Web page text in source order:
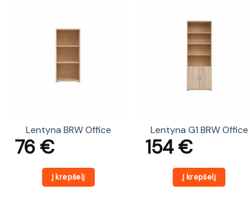
Lentyna BRW Office
76€
Į krepšelį
Lentyna G1 BRW Office
154€
Į krepšelį